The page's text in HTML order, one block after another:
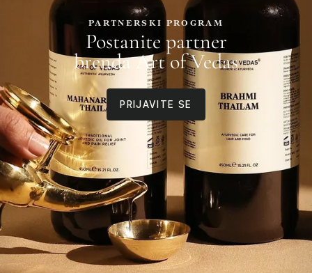
PARTNERSKI PROGRAM
Postanite partner
brendaArt of Vedas
PRIJAVITE SE